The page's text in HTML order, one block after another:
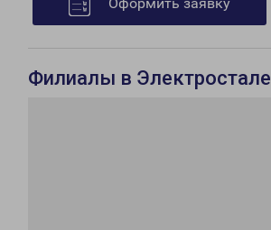
Оформить заявку
Филиалы в Электростале